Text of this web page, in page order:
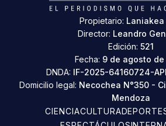
Propietario: Laniakea
Director: Leandro
Edición: 521
Fecha: 9 de agosto
DNDA: IF-2025-64160724-
Domicilio legal: Necochea N°350 -
Mendoza
CIENCIACULTURA